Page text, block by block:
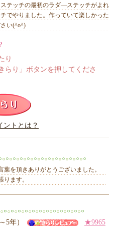
テッチの最初のラダ―ステッチがよれ
でやりました。作っていて楽しかった
い(^o^)
か？
り
らり」ボタンを押してくださ
ントとは？
葉を頂きありがとうございました。
ます。
5年） ★9965